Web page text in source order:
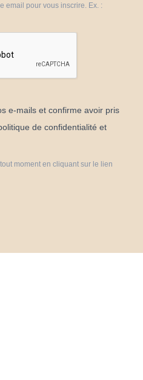
email pour vous inscrire. Ex. :
e-mails et confirme avoir pris
de confidentialité et
moment en cliquant sur le lien